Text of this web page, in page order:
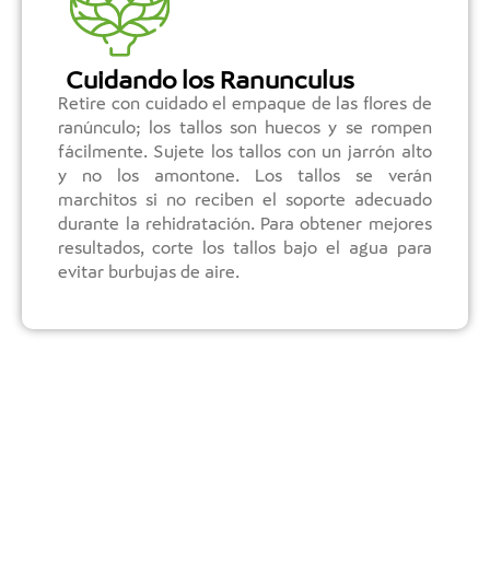
Cuidando los Ranunculus
Retire con cuidado el empaque de las flores de
ranúnculo; los tallos son huecos y se rompen
fácilmente. Sujete los tallos con un jarrón alto
y no los amontone. Los tallos se verán
marchitos si no reciben el soporte adecuado
durante la rehidratación. Para obtener mejores
resultados, corte los tallos bajo el agua para
evitar burbujas de aire.